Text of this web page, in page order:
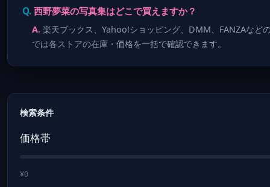
検索条件
価格帯
¥0
西野夢菜の写真集はどこで買えますか？
楽天ブックス、Yahoo!ショッピング、DMM、FANZAなど
では各ストアの在庫・価格を一括で確認できます。